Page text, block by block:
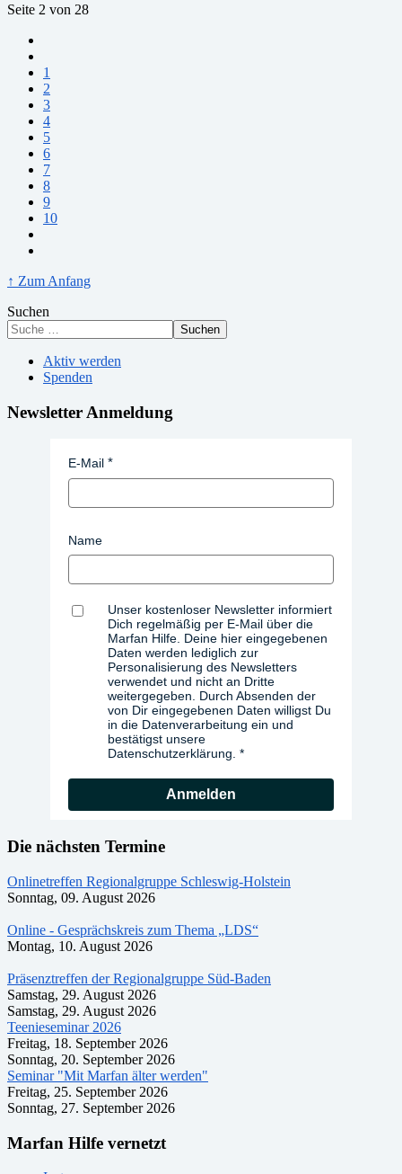
Seite 2 von 28
1
2
3
4
5
6
7
8
9
10
↑ Zum Anfang
Suchen
Suchen
Aktiv werden
Spenden
Newsletter Anmeldung
E-Mail
Name
Unser kostenloser Newsletter informiert
Dich regelmäßig per E-Mail über die
Marfan Hilfe. Deine hier eingegebenen
Daten werden lediglich zur
Personalisierung des Newsletters
verwendet und nicht an Dritte
weitergegeben. Durch Absenden der
von Dir eingegebenen Daten willigst Du
in die Datenverarbeitung ein und
bestätigst unsere
Datenschutzerklärung.
Anmelden
Die nächsten Termine
Onlinetreffen Regionalgruppe Schleswig-Holstein
Sonntag, 09. August 2026
Online - Gesprächskreis zum Thema „LDS“
Montag, 10. August 2026
Präsenztreffen der Regionalgruppe Süd-Baden
Samstag, 29. August 2026
Samstag, 29. August 2026
Teenieseminar 2026
Freitag, 18. September 2026
Sonntag, 20. September 2026
Seminar "Mit Marfan älter werden"
Freitag, 25. September 2026
Sonntag, 27. September 2026
Marfan Hilfe vernetzt